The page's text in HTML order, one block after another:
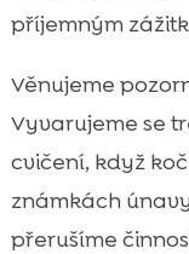
příjemným
Věnujeme
Vyvarujeme se
cvičení, když
známkách
přerušíme